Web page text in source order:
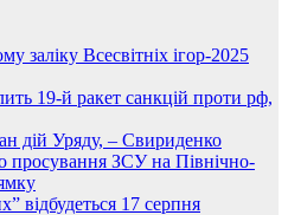
заліку Всесвітніх ігор-2025
19-й ракет санкцій проти рф,
дій Уряду, – Свириденко
просування ЗСУ на Північно-
відбудеться 17 серпня